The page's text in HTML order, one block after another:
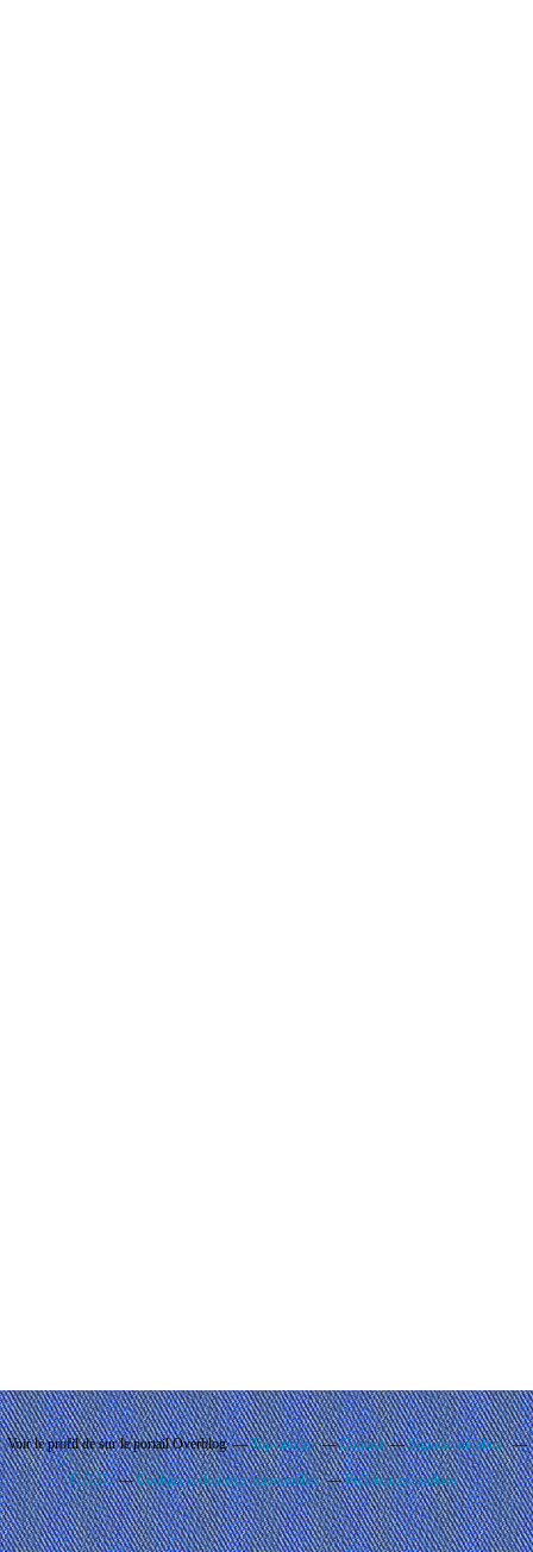
Voir le profil desur le portail Overblog Top articles Contact Signaler un abus
C.G.U. Cookies et données personnelles Préférences cookies